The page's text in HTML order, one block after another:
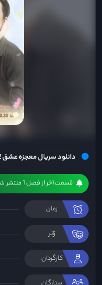
دانلود سریال معجزه عشق Miracle of Love 2022
قسمت آخر از فصل 1 منتشر شد
زمان
ژانر
کارگردان